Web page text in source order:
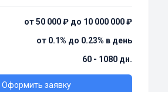
от 50 000 ₽ до 10 000 000 ₽
от 0.1% до 0.23% в день
60 - 1080 дн.
Оформить заявку